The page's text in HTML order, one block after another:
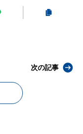
次の記事